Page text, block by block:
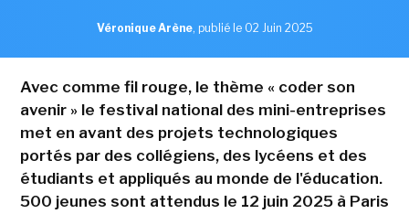
Véronique Arène, publié le 02 Juin 2025
Avec comme fil rouge, le thème « coder son
avenir » le festival national des mini-entreprises
met en avant des projets technologiques
portés par des collégiens, des lycéens et des
étudiants et appliqués au monde de l'éducation.
500 jeunes sont attendus le 12 juin 2025 à Paris